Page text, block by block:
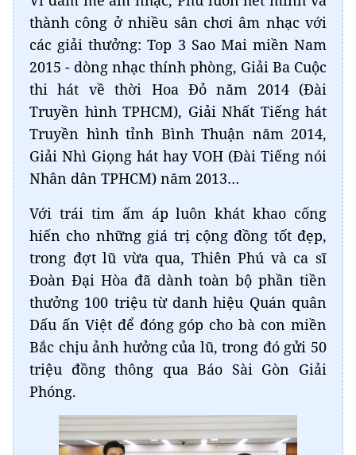
thành công ở nhiều sân chơi âm nhạc với
các giải thưởng: Top 3 Sao Mai miền Nam
2015 - dòng nhạc thính phòng, Giải Ba Cuộc
thi hát về thời Hoa Đỏ năm 2014 (Đài
Truyền hình TPHCM), Giải Nhất Tiếng hát
Truyền hình tỉnh Bình Thuận năm 2014,
Giải Nhì Giọng hát hay VOH (Đài Tiếng nói
Nhân dân TPHCM) năm 2013…
Với trái tim ấm áp luôn khát khao cống
hiến cho những giá trị cộng đồng tốt đẹp,
trong đợt lũ vừa qua, Thiên Phú và ca sĩ
Đoàn Đại Hòa đã dành toàn bộ phần tiền
thưởng 100 triệu từ danh hiệu Quán quân
Dấu ấn Việt để đóng góp cho bà con miền
Bắc chịu ảnh hưởng của lũ, trong đó gửi 50
triệu đồng thông qua Báo Sài Gòn Giải
Phóng.